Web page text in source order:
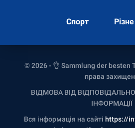
Спорт Різне
© 2026 - 👌 Sammlung der besten
права
ВІДМОВА ВІД
ІНФОРМАЦІЇ
Вся інформація на сайті https://